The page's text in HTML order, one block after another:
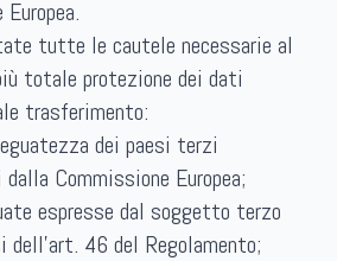
tutte le cautele necessarie al
totale protezione dei dati
trasferimento:
dei paesi terzi
Commissione Europea;
espresse dal soggetto terzo
46 del Regolamento;